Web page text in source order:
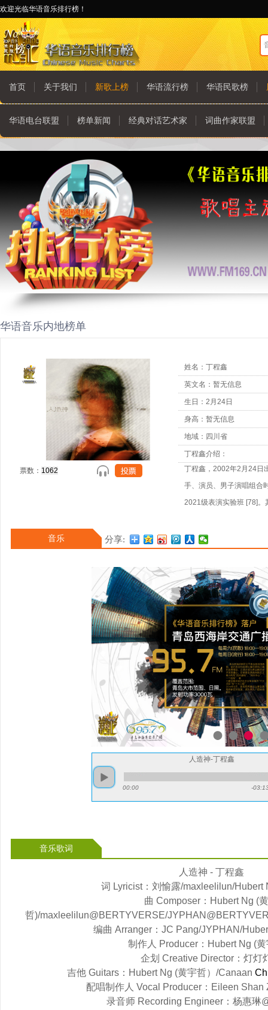
欢迎光临华语音乐排行榜！
首页 关于我们 新歌上榜 华语流行榜 华语民歌榜
华语电台联盟 榜单新闻 经典对话艺术家 词曲作家联盟
华语音乐内地榜单
票数：
姓名：丁程鑫
英文名：暂无信息
生日：2月24日
身高：暂无信息
地域：四川省
丁程鑫介绍：
丁程鑫，2002年2月24日
手、演员、男子演唱组合
2021级表演实验班 [78]。
季中亮相 [76]。2016年4
人生》，分别饰演冯程
少年团组合队长身份出道
音乐 分享:
人造神-丁程鑫
00:00 -
音乐歌词
人造神 - 丁程鑫
词 Lyricist：刘愉露/maxleelilun/Hubert
曲 Composer：Hubert Ng (
哲)/maxleelilun@BERTYVERSE/
编曲 Arranger：JC Pang/JYPHAN/
制作人 Producer：Hubert Ng (
企划 Creative Director：灯灯
吉他 Guitars：Hubert Ng (黄宇哲）/Canaan
配唱制作人 Vocal Producer：Eileen Shan
录音师 Recording Engineer：杨惠琳